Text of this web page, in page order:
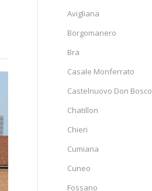
Avigliana
Borgomanero
Bra
Casale Monferrato
Castelnuovo Don Bosco
Chatillon
Chieri
Cumiana
Cuneo
Fossano